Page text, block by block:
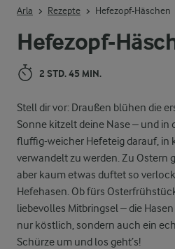
Hefezopf-
2 STD. 45 MIN.
Stell dir vor: Draußen blühen die
Sonne kitzelt deine Nase – und in
fluffig-weicher Hefeteig darauf, in
verwandelt zu werden. Zu Ostern
aber kaum etwas duftet so
Hefehasen. Ob fürs
liebevolles Mitbringsel – die
nur köstlich, sondern auch ein
Schürze um und los geht’s!
Arla Rezepte Hefezopf-Häschen